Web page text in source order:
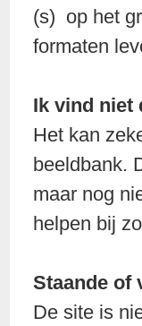
(s) op het
formaten
Ik vind niet
Het kan
beeldbank.
maar nog
helpen bij
Staande of
De site is